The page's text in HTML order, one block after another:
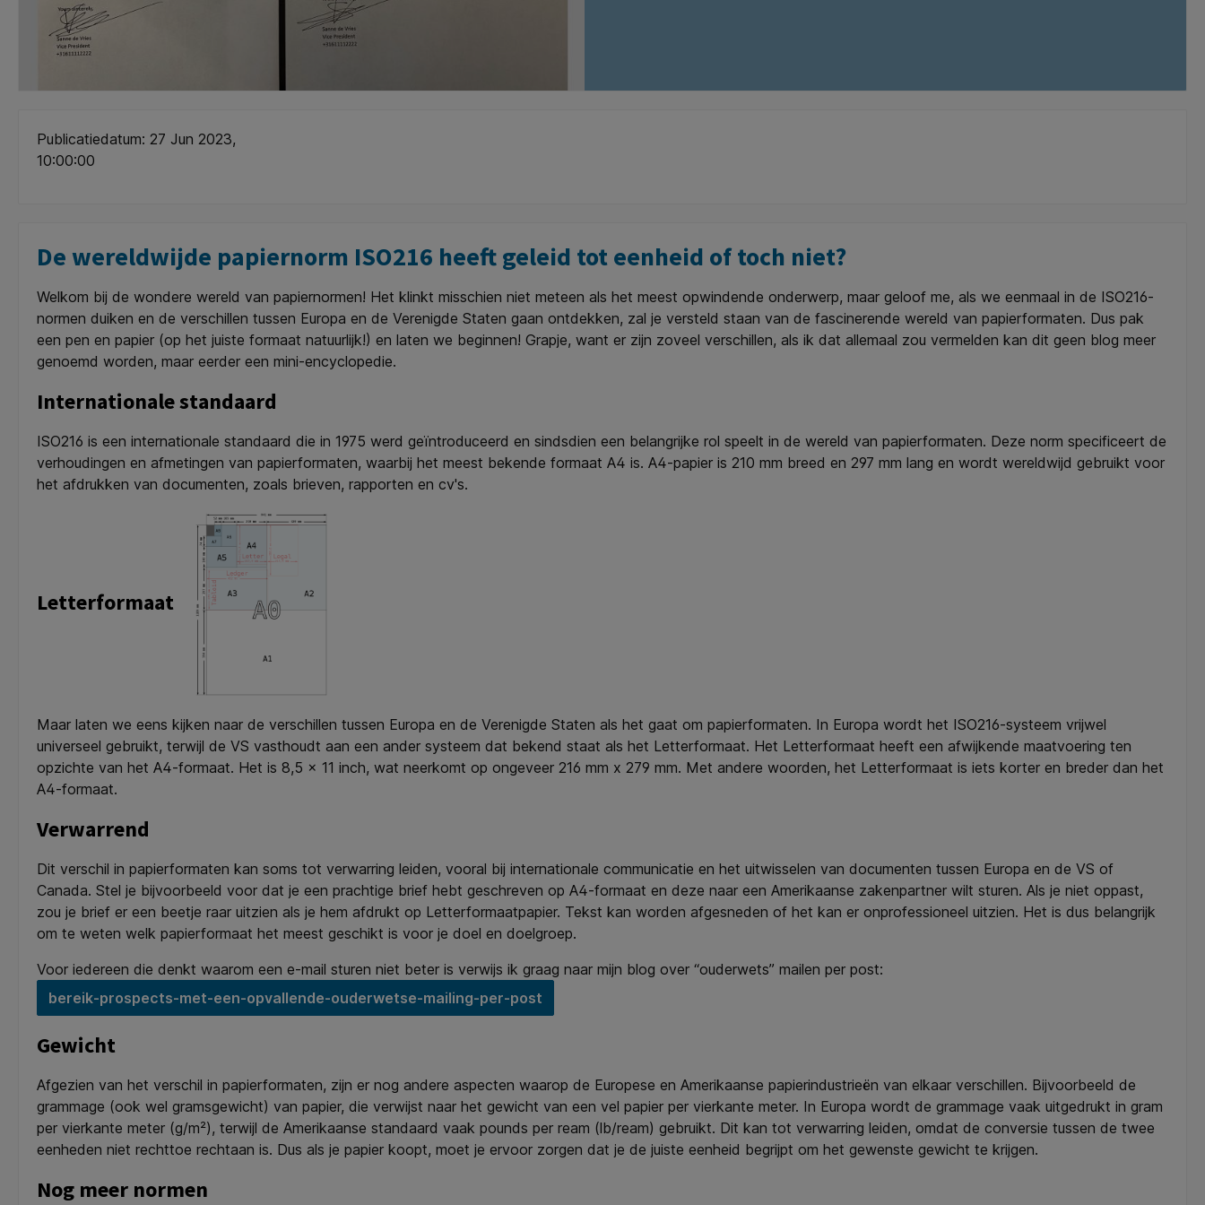
Publicatiedatum: 27 Jun 2023,
10:00:00
De wereldwijde papiernorm ISO216 heeft geleid tot eenheid of toch niet?
Welkom bij de wondere wereld van papiernormen! Het klinkt misschien niet meteen als het meest opwindende onderwerp, maar geloof me, als we eenmaal in de ISO216-
normen duiken en de verschillen tussen Europa en de Verenigde Staten gaan ontdekken, zal je versteld staan van de fascinerende wereld van papierformaten. Dus pak
een pen en papier (op het juiste formaat natuurlijk!) en laten we beginnen! Grapje, want er zijn zoveel verschillen, als ik dat allemaal zou vermelden kan dit geen blog meer
genoemd worden, maar eerder een mini-encyclopedie.
Internationale standaard
ISO216 is een internationale standaard die in 1975 werd geïntroduceerd en sindsdien een belangrijke rol speelt in de wereld van papierformaten. Deze norm specificeert de
verhoudingen en afmetingen van papierformaten, waarbij het meest bekende formaat A4 is. A4-papier is 210 mm breed en 297 mm lang en wordt wereldwijd gebruikt voor
het afdrukken van documenten, zoals brieven, rapporten en cv's.
Letterformaat
Maar laten we eens kijken naar de verschillen tussen Europa en de Verenigde Staten als het gaat om papierformaten. In Europa wordt het ISO216-systeem vrijwel
universeel gebruikt, terwijl de VS vasthoudt aan een ander systeem dat bekend staat als het Letterformaat. Het Letterformaat heeft een afwijkende maatvoering ten
opzichte van het A4-formaat. Het is 8,5 x 11 inch, wat neerkomt op ongeveer 216 mm x 279 mm. Met andere woorden, het Letterformaat is iets korter en breder dan het
A4-formaat.
Verwarrend
Dit verschil in papierformaten kan soms tot verwarring leiden, vooral bij internationale communicatie en het uitwisselen van documenten tussen Europa en de VS of
Canada. Stel je bijvoorbeeld voor dat je een prachtige brief hebt geschreven op A4-formaat en deze naar een Amerikaanse zakenpartner wilt sturen. Als je niet oppast,
zou je brief er een beetje raar uitzien als je hem afdrukt op Letterformaatpapier. Tekst kan worden afgesneden of het kan er onprofessioneel uitzien. Het is dus belangrijk
om te weten welk papierformaat het meest geschikt is voor je doel en doelgroep.
Voor iedereen die denkt waarom een e-mail sturen niet beter is verwijs ik graag naar mijn blog over “ouderwets” mailen per post:
bereik-prospects-met-een-opvallende-ouderwetse-mailing-per-post
Gewicht
Afgezien van het verschil in papierformaten, zijn er nog andere aspecten waarop de Europese en Amerikaanse papierindustrieën van elkaar verschillen. Bijvoorbeeld de
grammage (ook wel gramsgewicht) van papier, die verwijst naar het gewicht van een vel papier per vierkante meter. In Europa wordt de grammage vaak uitgedrukt in gram
per vierkante meter (g/m²), terwijl de Amerikaanse standaard vaak pounds per ream (lb/ream) gebruikt. Dit kan tot verwarring leiden, omdat de conversie tussen de twee
eenheden niet rechttoe rechtaan is. Dus als je papier koopt, moet je ervoor zorgen dat je de juiste eenheid begrijpt om het gewenste gewicht te krijgen.
Nog meer normen